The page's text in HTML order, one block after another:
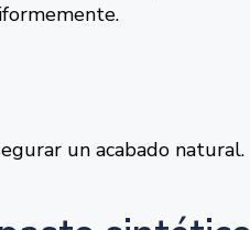
un acabado natural.